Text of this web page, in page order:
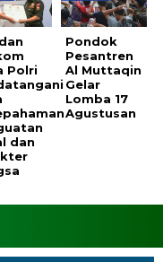
Polri
dan
Pondok
Pesantren
Al Muttaqin
Gelar
Lomba 17
Agustusan